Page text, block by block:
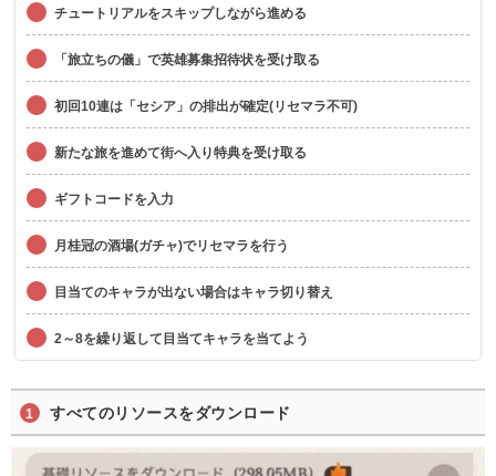
チュートリアルをスキップしながら進める
「旅立ちの儀」で英雄募集招待状を受け取る
初回10連は「セシア」の排出が確定(リセマラ不可)
新たな旅を進めて街へ入り特典を受け取る
ギフトコードを入力
月桂冠の酒場(ガチャ)でリセマラを行う
目当てのキャラが出ない場合はキャラ切り替え
2～8を繰り返して目当てキャラを当てよう
すべてのリソースをダウンロード